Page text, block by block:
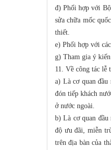
đ) Phối hợp với
sửa chữa mốc
thiết.
e) Phối hợp với
g) Tham gia ý
11. Về công tác lễ
a) Là cơ quan
đón tiếp khách
ở nước ngoài.
b) Là cơ quan
độ ưu đãi, miễn
trên địa bàn của